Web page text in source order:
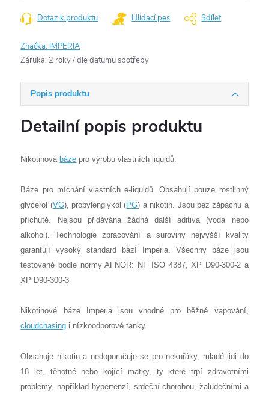
Dotaz k produktu Hlídací pes Sdílet
Značka: IMPERIA
Záruka: 2 roky / dle datumu spotřeby
Popis produktu
Detailní popis produktu
Nikotinová báze pro výrobu vlastních liquidů.
Báze pro míchání vlastních e-liquidů. Obsahují pouze rostlinný
glycerol (VG), propylenglykol (PG) a nikotin. Jsou bez zápachu a
příchutě. Nejsou přidávána žádná další aditiva (voda nebo
alkohol). Technologie zpracování a suroviny nejvyšší kvality
garantují vysoký standard bází Imperia. Všechny báze jsou
testované podle normy AFNOR: NF ISO 4387, XP D90-300-2 a
XP D90-300-3
Nikotinové báze Imperia jsou vhodné pro běžné vapování,
cloudchasing i nízkoodporové tanky.
Obsahuje nikotin a nedoporučuje se pro nekuřáky, mladé lidi do
18 let, těhotné nebo kojící matky, ty které trpí zdravotními
problémy, například hypertenzí, srdeční chorobou, žaludečními a